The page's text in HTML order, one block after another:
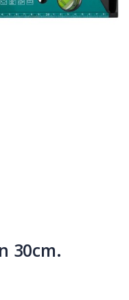
30cm.
PrecioSocio: 100,59€
P H : 168,82€